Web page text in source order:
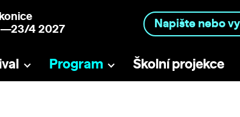
4 2027
Program Školní projekce